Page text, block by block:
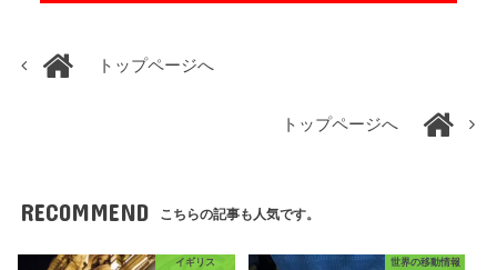
トップページへ
トップページへ
RECOMMEND こちらの記事も人気です。
イギリス 世界の移動情報